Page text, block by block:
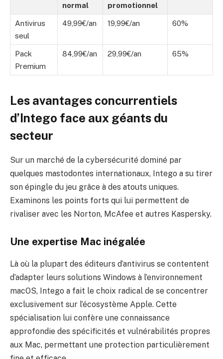
normal
promotionnel
Antivirus
seul
49,99€/an 19,99€/an 60%
Pack
Premium
84,99€/an 29,99€/an 65%
Les avantages concurrentiels
d’Intego face aux géants du
secteur
Sur un marché de la cybersécurité dominé par
quelques mastodontes internationaux, Intego a su tirer
son épingle du jeu grâce à des atouts uniques.
Examinons les points forts qui lui permettent de
rivaliser avec les Norton, McAfee et autres Kaspersky.
Une expertise Mac inégalée
Là où la plupart des éditeurs d’antivirus se contentent
d’adapter leurs solutions Windows à l’environnement
macOS, Intego a fait le choix radical de se concentrer
exclusivement sur l’écosystème Apple. Cette
spécialisation lui confère une connaissance
approfondie des spécificités et vulnérabilités propres
aux Mac, permettant une protection particulièrement